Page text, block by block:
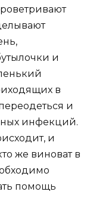
и
в
и
инфекций.
и
же виноват в
помощь